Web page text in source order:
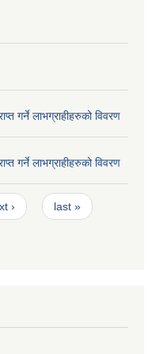
गर्ने लाभग्राहीहरुको विवरण
गर्ने लाभग्राहीहरुको विवरण
› last »